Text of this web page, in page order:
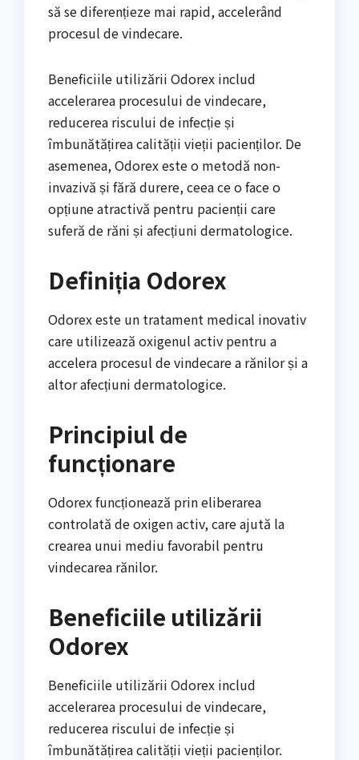
să se diferențieze mai rapid, accelerând
procesul de vindecare.
Beneficiile utilizării Odorex includ
accelerarea procesului de vindecare,
reducerea riscului de infecție și
îmbunătățirea calității vieții pacienților. De
asemenea, Odorex este o metodă non-
invazivă și fără durere, ceea ce o face o
opțiune atractivă pentru pacienții care
suferă de răni și afecțiuni dermatologice.
Definiția Odorex
Odorex este un tratament medical inovativ
care utilizează oxigenul activ pentru a
accelera procesul de vindecare a rănilor și a
altor afecțiuni dermatologice.
Principiul de
funcționare
Odorex funcționează prin eliberarea
controlată de oxigen activ, care ajută la
crearea unui mediu favorabil pentru
vindecarea rănilor.
Beneficiile utilizării
Odorex
Beneficiile utilizării Odorex includ
accelerarea procesului de vindecare,
reducerea riscului de infecție și
îmbunătățirea calității vieții pacienților.